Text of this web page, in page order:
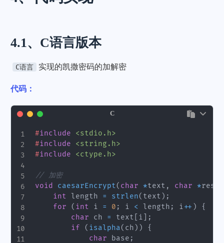
4.1、C语言版本
C语言 实现的凯撒密码的加解密
代码：
#include
<stdio.h>
#include
<string.h>
#include <ctype.h>
// 加密
void
caesarEncrypt( char *text , char *
int length = strlen( text ) ;
for
( int i = 0 ; i < length ; i++ )
{
char ch = text i
;
if
( isalpha( ch ) )
{
char base ;
C